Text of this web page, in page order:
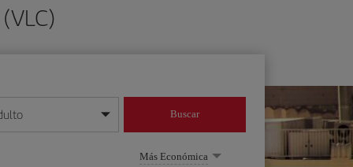
mes/año
Buscar
Más Económica